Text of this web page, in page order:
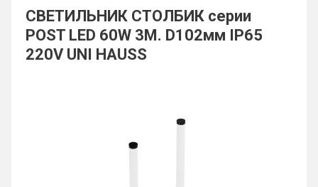
СВЕТИЛЬНИК СТОЛБИК серии
POST LED 60W 3М. D102мм IP65
220V UNI HAUSS